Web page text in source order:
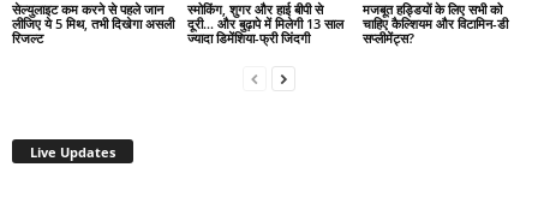
सेल्युलाइट कम करने से पहले जान
लीजिए ये 5 मिथ, तभी दिखेगा असली
रिजल्ट
स्मोकिंग, शुगर और हाई बीपी से
दूरी… और बुढ़ापे में मिलेगी 13 साल
ज्यादा डिमेंशिया-फ्री जिंदगी
मजबूत हड्डियों के लिए सभी को
चाहिए कैल्शियम और विटामिन-डी
सप्लीमेंट्स?
Live Updates